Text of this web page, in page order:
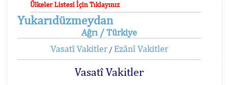
Ülkeler Listesi İçin Tıklayınız
Yukarıdüzmeydan
Ağrı / Türkiye
Vasatî Vakitler/ Ezânî Vakitler
Vasatî Vakitler